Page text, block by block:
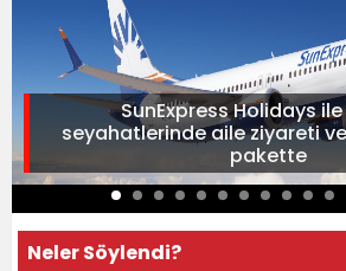
SunExpress Holidays
seyahatlerinde aile ziyareti
pakette
Neler Söylendi?